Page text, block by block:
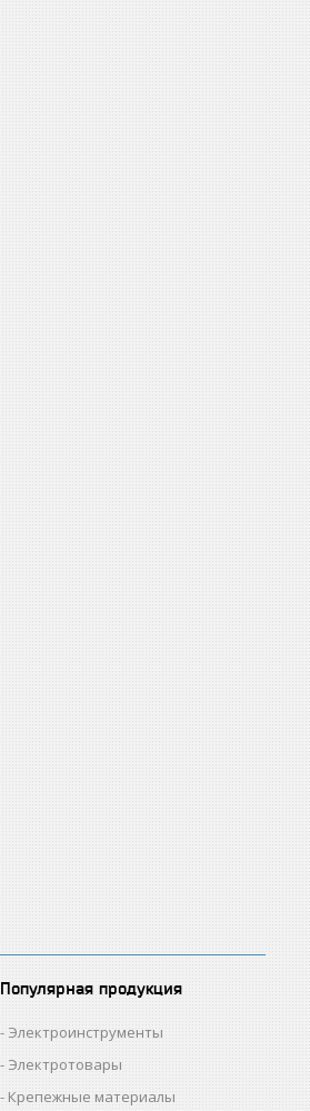
Популярная продукция
Электроинструменты
Электротовары
Крепежные материалы